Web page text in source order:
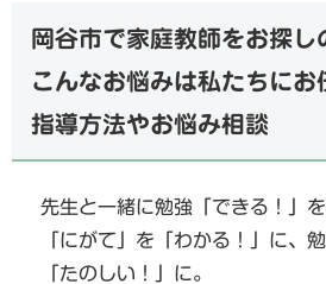
岡谷市で家庭教師をお探し
こんなお悩みは私たちにお
指導方法やお悩み相談
先生と一緒に勉強「できる！」
「にがて」を「わかる！」に、
「たのしい！」に。